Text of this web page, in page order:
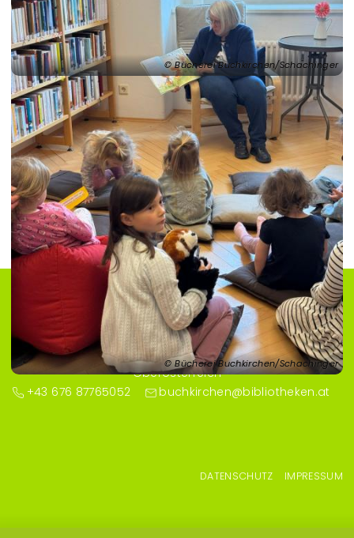
Bücherei Buchkirchen/Schachinger
Bücherei Buchkirchen/Schachinger
Bücherei Buchkirchen
Pfarrhofgasse 2
4611 Buchkirchen
Oberösterreich
+43 676 87765052
buchkirchen@bibliotheken.at
DATENSCHUTZ IMPRESSUM